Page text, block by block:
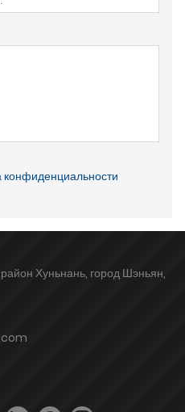
конфиденциальности
Хуньнань, город Шэньян,